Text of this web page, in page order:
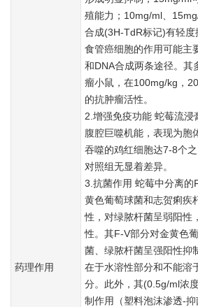
药理作用
殖能力；10mg/ml、
合成(3H-TdR标记)有轻
食管癌细胞的作用可能主
和DNA合成两条途径。其
瘤小鼠，在100mg/kg，
的抗肿瘤活性。
2.增强免疫功能 蛇莓流
腹腔巨噬机能，表现为胞
吞噬的鸡红细胞达7-8个
对照组无显着差异。
3.抗菌作用 蛇莓中分离的
黄色葡萄球菌和志贺痢疾
性，对绿脓杆菌呈弱阳性
性。其F-V部分对金黄色
菌、绿脓杆菌呈强阳性抑
在于水溶性部分和不能溶
分。此外，其(0.5g/ml浓
制作用（塑料泡沫渗透-抑